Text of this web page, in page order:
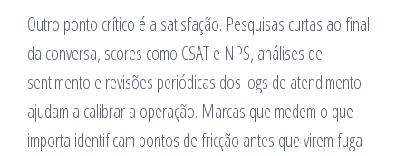
Outro ponto crítico é a satisfação. Pesquisas curtas ao final
da conversa, scores como CSAT e NPS, análises de
sentimento e revisões periódicas dos logs de atendimento
ajudam a calibrar a operação. Marcas que medem o que
importa identificam pontos de fricção antes que virem fuga